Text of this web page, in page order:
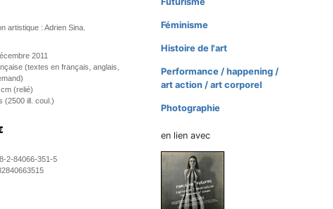
artistique : Adrien Sina.
2011
(textes en français, anglais,
(relié)
(2500 ill. coul.)
2-84066-351-5
Féminisme
Histoire de l'art
Performance / happening /
art action / art corporel
Photographie
en lien avec